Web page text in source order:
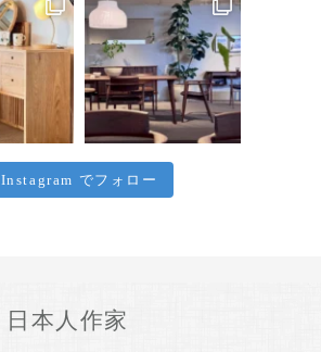
Instagram でフォロー
日本人作家